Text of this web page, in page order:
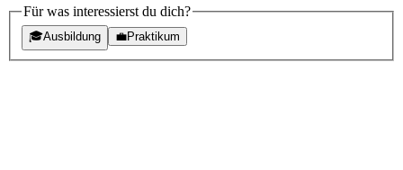
Für was interessierst du dich?
🎓Ausbildung 💼Praktikum